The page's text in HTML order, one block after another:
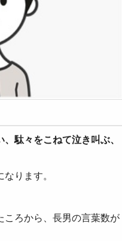
駄々をこねて泣き叫ぶ、
ります。
ころから、長男の言葉数が